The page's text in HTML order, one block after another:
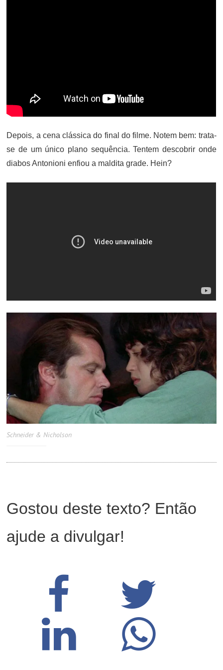
Depois, a cena clássica do final do filme. Notem bem: trata-
se de um único plano sequência. Tentem descobrir onde
diabos Antonioni enfiou a maldita grade. Hein?
Schneider & Nicholson
Gostou deste texto? Então
ajude a divulgar!